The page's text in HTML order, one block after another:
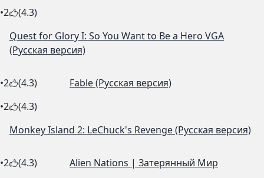
•2
(4.3)
Quest for Glory I: So You Want to Be a Hero VGA
(Русская версия)
•2 (4.3)
Fable (Русская версия)
•2
(4.3)
Monkey Island 2: LeChuck's Revenge (Русская версия)
•2 (4.3) Alien Nations | Затерянный Мир